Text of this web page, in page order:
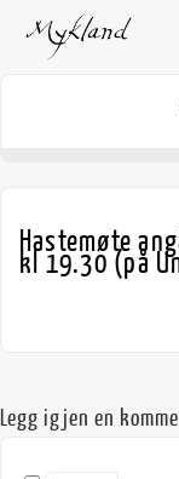
Hastemøte
kl 19.30 (på
Legg igjen en